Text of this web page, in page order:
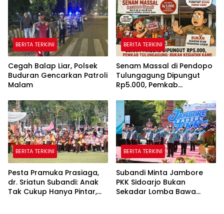
BERITA TERKINI
Cegah Balap Liar, Polsek
Buduran Gencarkan Patroli
Malam
BERITA TERKINI
Senam Massal di Pendopo
Tulungagung Dipungut
Rp5.000, Pemkab
Pemerintah
BERITA TERKINI
Pesta Pramuka Prasiaga,
dr. Sriatun Subandi: Anak
Tak Cukup Hanya Pintar,
BERITA TERKINI
Subandi Minta Jambore
PKK Sidoarjo Bukan
Sekadar Lomba Bawa